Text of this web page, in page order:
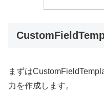
まずは
力を作成します。